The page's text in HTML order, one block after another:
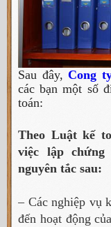
Sau đây,Cong
các bạn một số
toán:
Theo Luật kế
việc lập
nguyên tắc sau:
– Các nghiệp vụ
đến hoạt động